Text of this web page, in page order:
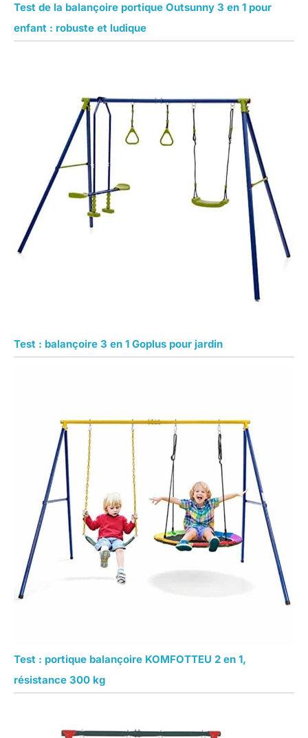
Test de la balançoire portique Outsunny 3 en 1 pour
enfant : robuste et ludique
Test : balançoire 3 en 1 Goplus pour jardin
Test : portique balançoire KOMFOTTEU 2 en 1,
résistance 300 kg